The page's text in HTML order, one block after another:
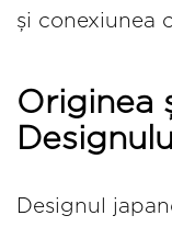
și conexiunea
Originea
Designul